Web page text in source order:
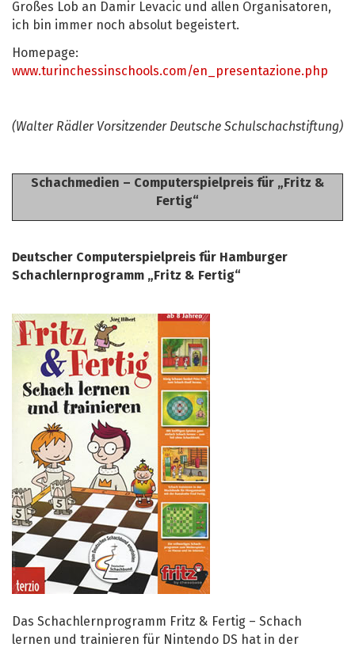
Großes Lob an Damir Levacic und allen Organisatoren,
ich bin immer noch absolut begeistert.
Homepage:
www.turinchessinschools.com/en_presentazione.php
(Walter Rädler Vorsitzender Deutsche Schulschachstiftung)
Schachmedien – Computerspielpreis für „Fritz &
Fertig“
Deutscher Computerspielpreis für Hamburger
Schachlernprogramm „Fritz & Fertig“
Das Schachlernprogramm Fritz & Fertig – Schach
lernen und trainieren für Nintendo DS hat in der